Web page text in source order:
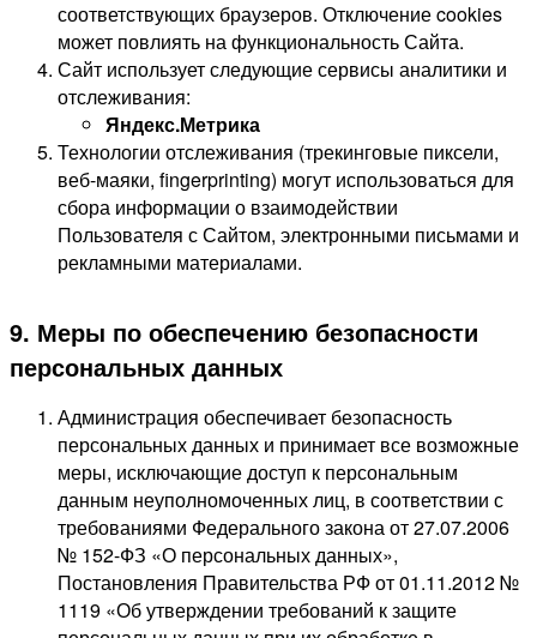
соответствующих браузеров. Отключение cookies
может повлиять на функциональность Сайта.
Сайт использует следующие сервисы аналитики и
отслеживания:
Яндекс.Метрика
Технологии отслеживания (трекинговые пиксели,
веб-маяки, fingerprinting) могут использоваться для
сбора информации о взаимодействии
Пользователя с Сайтом, электронными письмами и
рекламными материалами.
9. Меры по обеспечению безопасности
персональных данных
Администрация обеспечивает безопасность
персональных данных и принимает все возможные
меры, исключающие доступ к персональным
данным неуполномоченных лиц, в соответствии с
требованиями Федерального закона от 27.07.2006
№ 152-ФЗ «О персональных данных»,
Постановления Правительства РФ от 01.11.2012 №
1119 «Об утверждении требований к защите